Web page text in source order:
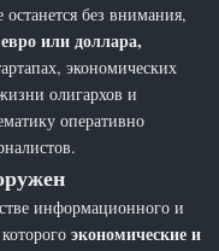
без внимания,
или доллара,
экономических
олигархов и
оперативно
информационного и
экономические и